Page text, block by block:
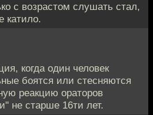
с возрастом слушать стал,
катило.
когда один человек
боятся или стесняются
реакцию ораторов
не старше 16ти лет.